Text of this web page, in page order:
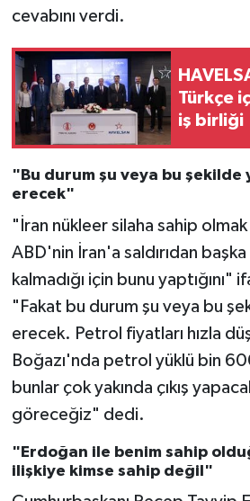
cevabını verdi.
Türkçe
iş birliği
"Bu durum şu veya bu şekilde
erecek"
"İran nükleer silaha sahip
ABD'nin İran'a saldırıdan
kalmadığı için bunu yaptığını"
"Fakat bu durum şu veya bu
erecek. Petrol fiyatları hızla
Boğazı'nda petrol yüklü bin
bunlar çok yakında çıkış
göreceğiz" dedi.
"Erdoğan ile benim sahip
ilişkiye kimse sahip değil"